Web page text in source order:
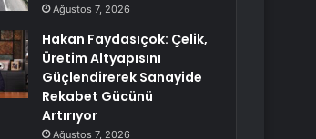
Ağustos 7, 2026
Hakan Faydasıçok: Çelik,
Üretim Altyapısını
Güçlendirerek Sanayide
Rekabet Gücünü
Artırıyor
Ağustos 7, 2026